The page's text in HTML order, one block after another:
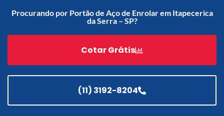
Portão de Garagem de
Enrolar em Teresópolis – RJ
Enrolar em São Pedro da
Portão de Garagem de
Enrolar em São João de
Meriti – RJ
Procurando por Portão de Aço de Enrolar em Itapecerica
da Serra – SP?
Cotar Grátis
(11) 3192-8204